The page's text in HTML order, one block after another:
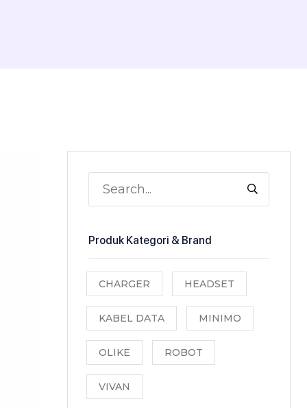
Produk Kategori & Brand
CHARGER HEADSET
KABEL DATA MINIMO
OLIKE ROBOT
VIVAN